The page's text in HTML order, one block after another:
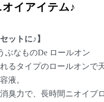
オイアイテム♪
ットに♪】
ぶなものDe ロールオン
るタイプのロールオンで
液。
臭力で、長時間ニオイブ